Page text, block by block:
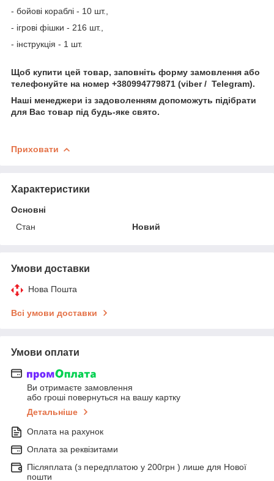
- бойові кораблі - 10 шт.,
- ігрові фішки - 216 шт.,
- інструкція - 1 шт.
Щоб купити цей товар, заповніть форму замовлення або
телефонуйте на номер +380994779871 (viber / Telegram).
Наші менеджери із задоволенням допоможуть підібрати
для Вас товар під будь-яке свято.
Приховати
Характеристики
Основні
Стан
Новий
Умови доставки
Нова Пошта
Всі умови доставки
Умови оплати
Ви отримаєте замовлення
або гроші повернуться на вашу картку
Детальніше
Оплата на рахунок
Оплата за реквізитами
Післяплата (з передплатою у 200грн ) лише для Нової
пошти